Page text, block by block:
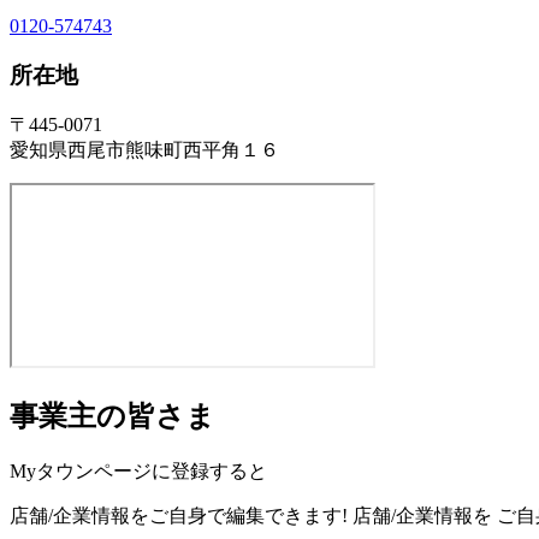
0120-574743
所在地
〒445-0071
愛知県西尾市熊味町西平角１６
事業主の皆さま
Myタウンページに登録すると
店舗/企業情報をご自身で編集できます! 店舗/企業情報を ご